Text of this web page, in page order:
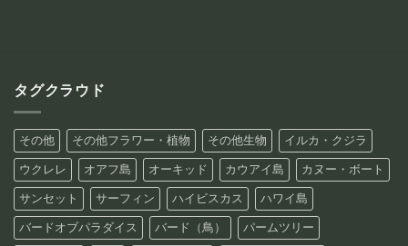
タグクラウド
その他 その他フラワー・植物 その他生物 イルカ・クジラ
ウクレレ オアフ島 オーキッド カウアイ島 カヌー・ボート
サンセット サーフィン ハイビスカス ハワイ島
バードオブパラダイス バード（鳥） パームツリー